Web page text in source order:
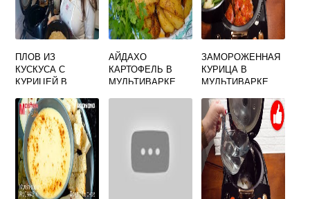
ПЛОВ ИЗ
КУСКУСА С
КУРИЦЕЙ В
АЙДАХО
КАРТОФЕЛЬ В
МУЛЬТИВАРКЕ
ЗАМОРОЖЕННАЯ
КУРИЦА В
МУЛЬТИВАРКЕ